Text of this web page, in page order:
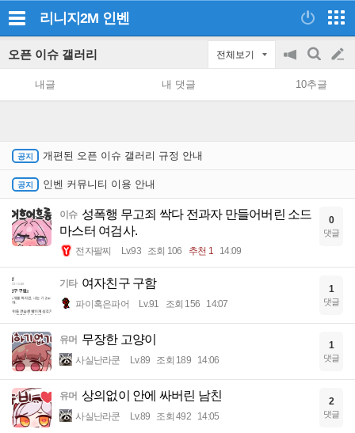
리니지2M 인벤
오픈 이슈 갤러리 전체보기
공
지
on/off
검
색
글
쓰
내글 내 댓글 10추글
개편된 오픈 이슈 갤러리 규정 안내
인벤 커뮤니티 이용 안내
이슈 성폭행 무고죄 싹다 전과자 만들어버린 소드
마스터 여검사.
전자팔찌 Lv.93 조회 106 추천 1 14:09
0
댓글
기타 여자친구 구함
파이혹은파어 Lv.91 조회 156 14:07
1
댓글
유머 무장한 고양이
사실난라쿤 Lv.89 조회 189 14:06
1
댓글
유머 상의없이 안에 싸버린 남친
사실난라쿤 Lv.89 조회 492 14:05
2
댓글